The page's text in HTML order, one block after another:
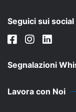
Seguici sui social
Segnalazioni
Lavora con Noi